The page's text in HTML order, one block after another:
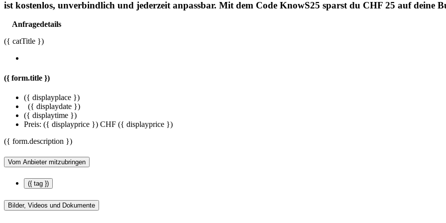
ist kostenlos, unverbindlich und jederzeit anpassbar. Mit dem Code KnowS25 sparst du CHF 25 auf deine
Anfragedetails
({ catTitle })
({ form.title })
({ displayplace })
({ displaydate })
({ displaytime })
Preis: ({ displayprice }) CHF ({ displayprice })
({ form.description })
Vom Anbieter mitzubringen
({ tag })
Bilder, Videos und Dokumente